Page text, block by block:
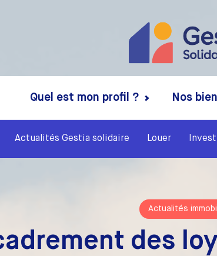
Quel est mon profil ? Nos
Actualités Gestia solidaire Louer
Actualités
des